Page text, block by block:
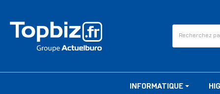
INFORMATIQUE